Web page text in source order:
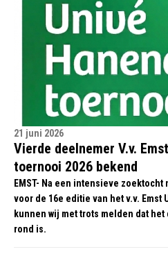
21 juni 2026
Vierde deelnemer V.v.
toernooi 2026 bekend
EMST- Na een intensieve
voor de 16e editie van het v.v.
kunnen wij met trots melden dat
rond is.